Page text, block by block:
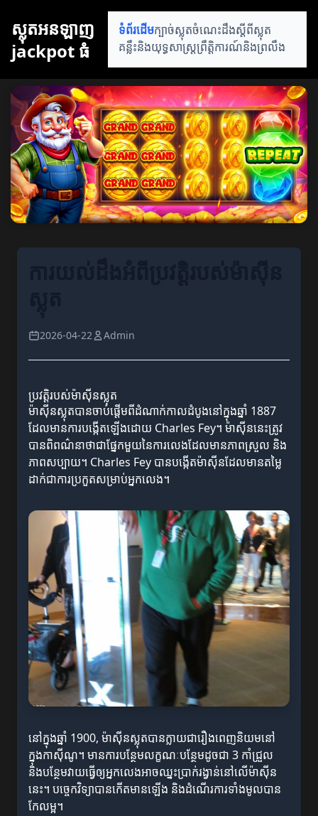
ស្លុតអនឡាញ
jackpot ធំ
ទំព័រដើមក្បាច់ស្លុតចំណេះដឹងស្តីពីស្លុត
គន្លឹះនិងយុទ្ធសាស្ត្រព្រឹត្តិការណ៍និងព្រលឹង
2026-04-22 Admin
ប្រវត្តិរបស់ម៉ាស៊ីនស្លុត
ម៉ាស៊ីនស្លុតបានចាប់ផ្តើមពីដំណាក់កាលដំបូងនៅក្នុងឆ្នាំ 1887
ដែលមានការបង្កើតឡើងដោយ Charles Fey។ ម៉ាស៊ីននេះត្រូវ
បានពិពណ៌នាថាជាផ្នែកមួយនៃការលេងដែលមានភាពស្រួល និង
ភាពសប្បាយ។ Charles Fey បានបង្កើតម៉ាស៊ីនដែលមានតម្លៃ
ដាក់ជាការប្រកួតសម្រាប់អ្នកលេង។
នៅក្នុងឆ្នាំ 1900, ម៉ាស៊ីនស្លុតបានក្លាយជារឿងពេញនិយមនៅ
ក្នុងកាស៊ីណូ។ មានការបន្ថែមលក្ខណៈបន្ថែមដូចជា 3 កាំជ្រួល
និងបន្ថែមវាយធ្វើឲ្យអ្នកលេងអាចឈ្នះប្រាក់រង្វាន់នៅលើម៉ាស៊ីន
នេះ។ បច្ចេកវិទ្យាបានកើតមានឡើង និងដំណើរការទាំងមូលបាន
កែលម្អ។